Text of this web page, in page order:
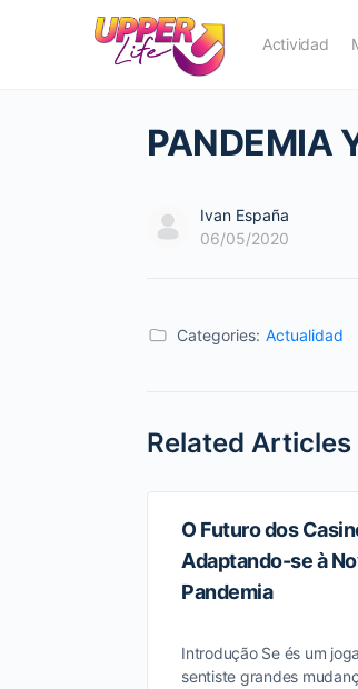
Actividad
PANDEMIA
Ivan España
06/05/2020
Categories: Actualidad
Related Articles
O Futuro dos
Adaptando-se à
Pandemia
Introdução Se és um
sentiste grandes